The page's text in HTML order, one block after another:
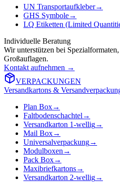
UN Transportaufkleber→
GHS Symbole→
LQ Etiketten (Limited
Individuelle Beratung
Wir unterstützen bei
Großauflagen.
Kontakt aufnehmen →
VERPACKUNGEN
Versandkartons &
Plan Box→
Faltbodenschachtel →
Versandkarton 1-wellig→
Mail Box→
Universalverpackung→
Modulboxen →
Pack Box→
Maxibriefkartons→
Versandkarton 2-wellig→